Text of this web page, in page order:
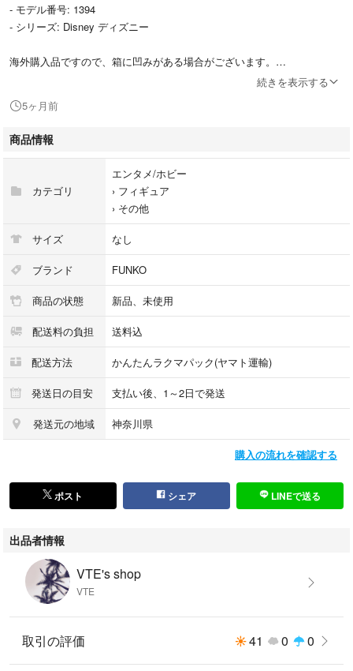
- モデル番号: 1394
- シリーズ: Disney ディズニー
海外購入品ですので、箱に凹みがある場合がございます。
ご質問等ございましたらコメントください。
他にもファンコポップフィギュアを出品しております。おまとめ買いいた
#ディズニー #ウィッシュ #ファンコポップ
続きを表示する
5ヶ月前
商品情報
カテゴリ
エンタメ/ホビー
› フィギュア
› その他
サイズ なし
ブランド FUNKO
商品の状態 新品、未使用
配送料の負担 送料込
配送方法 かんたんラクマパック(ヤマト運輸)
発送日の目安 支払い後、1～2日で発送
発送元の地域 神奈川県
購入の流れを確認する
ポスト シェア LINEで送る
出品者情報
VTE's shop
VTE
取引の評価 41 0 0